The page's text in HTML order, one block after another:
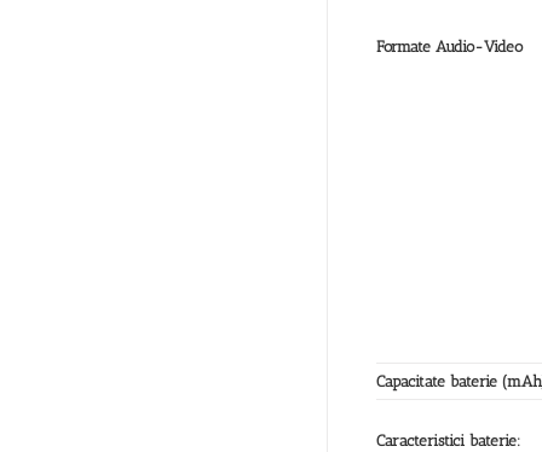
Formate Audio-Video
Capacitate baterie
Caracteristici baterie: